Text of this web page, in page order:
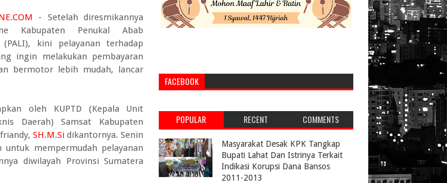
- Setelah diresmikannya
Kabupaten Penukal Abab
kini pelayanan terhadap
ingin melakukan pembayaran
bermotor lebih mudah, lancar
oleh KUPTD (Kepala Unit
Daerah) Samsat Kabupaten
SH.M.Si dikantornya. Senin
untuk mempermudah pelayanan
diwilayah Provinsi Sumatera
FACEBOOK
POPULAR RECENT COMMENTS
Masyarakat Desak KPK Tangkap
Bupati Lahat Dan Istrinya Terkait
Indikasi Korupsi Dana Bansos
2011-2013